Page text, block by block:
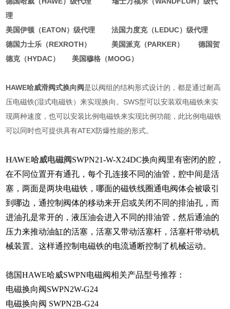
理
美国伊顿（EATON）级代理 法国力度克（LEDUC）级代理
德国力士乐（REXROTH） 美国派克（PARKER） 德国贺
德克（HYDAC） 美国穆格（MOOG）
HAWE哈威滑阀式换向阀是以阀组的结构形式设计的，都是通过耐高
压电磁铁(湿式电磁铁）来实现换向。SWS型可以安装双电磁铁来实
现两种速度，也可以安装比例电磁铁来实现比例功能，此比例电磁铁
可以同时也可提供具有ATEX防爆性能的形式。
HAWE哈威电磁阀SWPN21-W-X24DC换向阀里有密闭的腔，
在不同位置开有通孔，每个孔连接不同的油管，腔中间是活
塞，两面是两块电磁铁，哪面的磁铁线圈通电阀体会被吸引
到哪边，通控制阀体的移动来开启或关闭不同的排油孔，而
进油孔是常开的，液压油会进入不同的排油管，然后通油的
压力来推动油缸的活塞，活塞又带动活塞杆，活塞杆带动机
械装置。这样通控制电磁铁的电流通断控制了机械运动。
德国HAWE哈威SWPN电磁阀相关产品型号推荐：
电磁换向阀SWPN2W-G24
电磁换向阀 SWPN2B-G24